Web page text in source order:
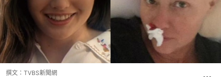
撰文： TVBS新聞網